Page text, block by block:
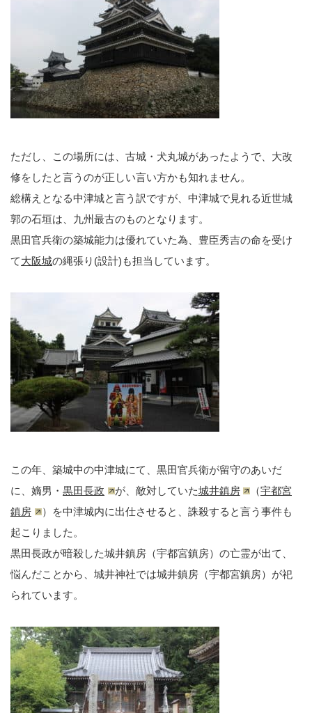
ただし、この場所には、古城・犬丸城があったようで、大改
修をしたと言うのが正しい言い方かも知れません。
総構えとなる中津城と言う訳ですが、中津城で見れる近世城
郭の石垣は、九州最古のものとなります。
黒田官兵衛の築城能力は優れていた為、豊臣秀吉の命を受け
て大阪城の縄張り(設計)も担当しています。
この年、築城中の中津城にて、黒田官兵衛が留守のあいだ
に、嫡男・ 黒田長政 が、敵対していた城井鎮房 （宇都宮
鎮房
）を中津城内に出仕させると、誅殺すると言う事件も
起こりました。
黒田長政が暗殺した城井鎮房（宇都宮鎮房）の亡霊が出て、
悩んだことから、城井神社では城井鎮房（宇都宮鎮房）が祀
られています。